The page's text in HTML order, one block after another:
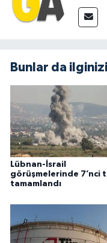
Bunlar da
Lübnan-İsrail
görüşmelerinde 7’nci
tamamlandı